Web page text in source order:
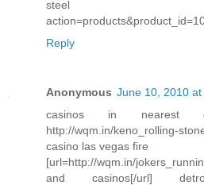
steel [url=http://
Reply
Anonymous June 10, 2010
casinos in nearest
http://wqm.in/keno_rolling-
casino las vegas fire
[url=http://wqm.in/
and casinos[/url]